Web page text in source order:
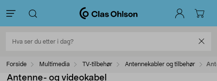
Forside Multimedia TV-tilbehør Antennekabler og tilbehør
Antenne- og videokabel